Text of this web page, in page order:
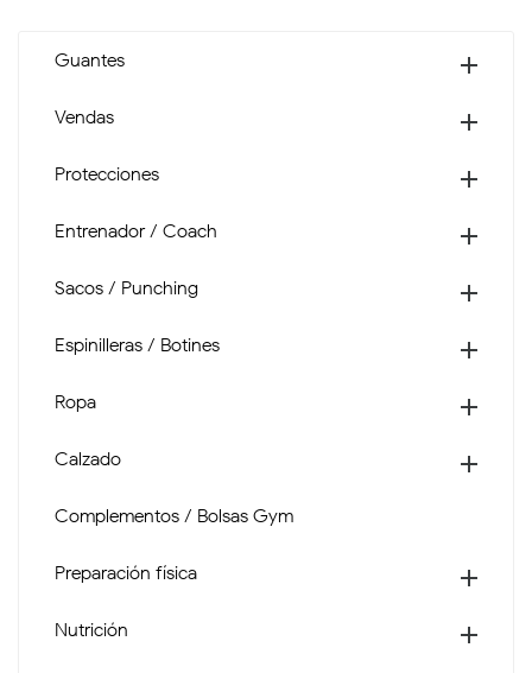
Guantes 
Vendas 
Protecciones 
Entrenador / Coach 
Sacos / Punching 
Espinilleras / Botines 
Ropa 
Calzado 
Complementos / Bolsas Gym
Preparación física 
Nutrición 